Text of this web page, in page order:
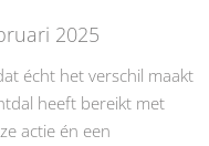
2025
écht het verschil maakt
heeft bereikt met
actie én een